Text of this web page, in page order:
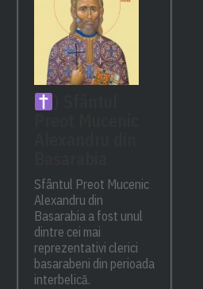
Sfântul Preot Mucenic
Alexandru din
Basarabia a fost unul
dintre cei mai
reprezentativi clerici
basarabeni din perioada
interbelică.